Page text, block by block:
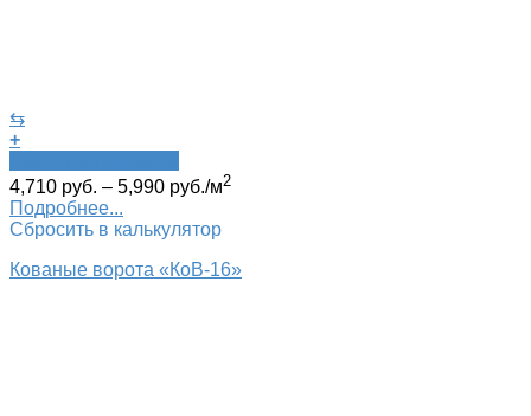
⇆
+
4,710 руб. – 5,990 руб./м2
Подробнее...
Сбросить в калькулятор
Кованые ворота «КоВ-16»